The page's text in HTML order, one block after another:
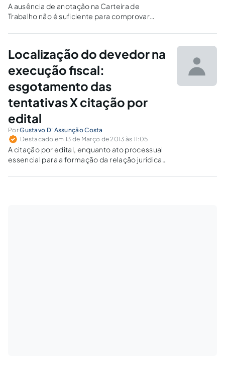
A ausência de anotação na Carteira de
Trabalho não é suficiente para comprovar
afasta a possibilidade do exercício de
Localização do devedor na
execução fiscal:
esgotamento das
tentativas X citação por
edital
PorGustavo D' Assunção Costa
Destacado em 13 de Março de 2013 às 11:05
A citação por edital, enquanto ato processual
essencial para a formação da relação jurídica
tentativas de localização do executado, o que